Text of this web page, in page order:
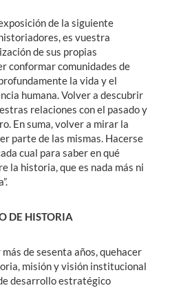
de la siguiente
es vuestra
de sus propias
conformar comunidades de
la vida y el
humana. Volver a descubrir
relaciones con el pasado y
En suma, volver a mirar la
parte de las mismas. Hacerse
cual para saber en qué
la historia, que es nada más ni
DE HISTORIA
de sesenta años, quehacer
misión y visión institucional
desarrollo estratégico